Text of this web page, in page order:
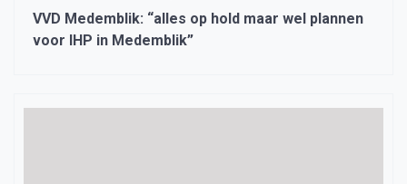
VVD Medemblik: “alles op hold maar wel plannen
voor IHP in Medemblik”